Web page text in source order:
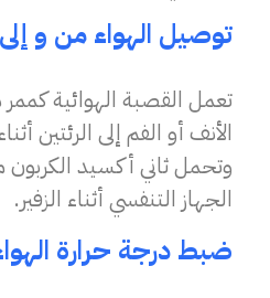
توصيل الهواء من و إلى
تعمل القصبة الهوائية
الأنف أو الفم إلى الرئتين
وتحمل ثاني أكسيد الكربون
الجهاز التنفسي أثناء الزفير.
ضبط درجة حرارة